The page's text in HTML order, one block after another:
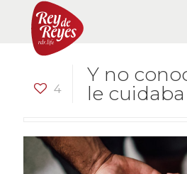
4
Y no
le cuidaba